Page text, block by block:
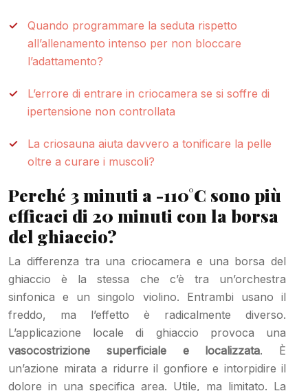
Quando programmare la seduta rispetto
all’allenamento intenso per non bloccare
l’adattamento?
L’errore di entrare in criocamera se si soffre di
ipertensione non controllata
La criosauna aiuta davvero a tonificare la pelle
oltre a curare i muscoli?
Perché 3 minuti a -110°C sono più
efficaci di 20 minuti con la borsa
del ghiaccio?
La differenza tra una criocamera e una borsa del
ghiaccio è la stessa che c’è tra un’orchestra
sinfonica e un singolo violino. Entrambi usano il
freddo, ma l’effetto è radicalmente diverso.
L’applicazione locale di ghiaccio provoca una
vasocostrizione superficiale e localizzata. È
un’azione mirata a ridurre il gonfiore e intorpidire il
dolore in una specifica area. Utile, ma limitato. La